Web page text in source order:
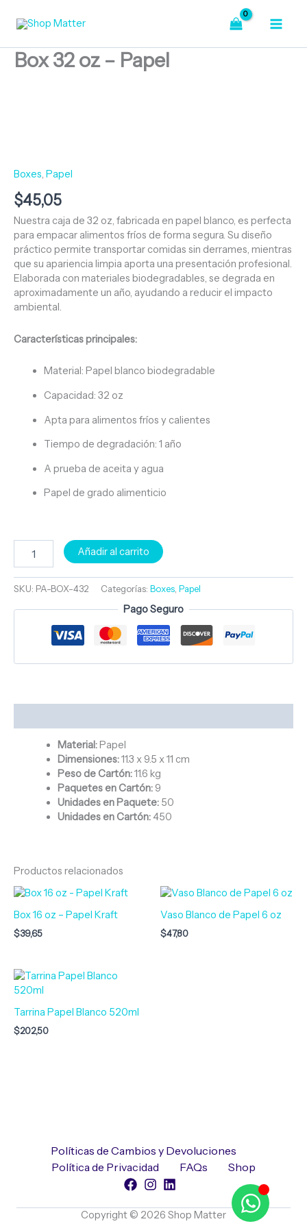
Box 32 oz – Papel
Boxes, Papel
$45,05
Nuestra caja de 32 oz, fabricada en papel blanco, es perfecta
para empacar alimentos fríos de forma segura. Su diseño
práctico permite transportar comidas sin derrames, mientras
que su apariencia limpia aporta una presentación profesional.
Elaborada con materiales biodegradables, se degrada en
aproximadamente un año, ayudando a reducir el impacto
ambiental.
Características principales:
Material: Papel blanco biodegradable
Capacidad: 32 oz
Apta para alimentos fríos y calientes
Tiempo de degradación: 1 año
A prueba de aceita y agua
Papel de grado alimenticio
Añadir al carrito
SKU: PA-BOX-432 Categorías: Boxes Papel
Pago Seguro
Material:Papel
Dimensiones:11.3 x 9.5 x 11 cm
Peso de Cartón:11.6 kg
Paquetes en Cartón:9
Unidades en Paquete:50
Unidades en Cartón:450
Productos relacionados
Box 16 oz – Papel Kraft
$39,65
Vaso Blanco de Papel 6 oz
$47,80
Tarrina Papel Blanco 520ml
$202,50
Políticas de Cambios y Devoluciones
Política de Privacidad
FAQs Shop
Copyright © 2026 Shop Matter
Papel
cantidad